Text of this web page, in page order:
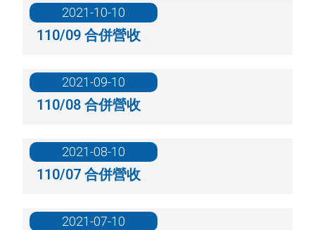
110/09 合併營收
2021-10-10
110/08 合併營收
2021-09-10
110/07 合併營收
2021-08-10
2021-07-10